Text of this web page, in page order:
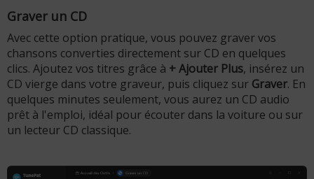
Graver un CD
Avec cette option pratique, vous pouvez graver vos
chansons converties directement sur CD en quelques
clics. Ajoutez vos titres grâce à + Ajouter Plus, insérez un
CD vierge dans votre graveur, puis cliquez sur Graver. En
quelques minutes seulement, vous aurez un CD audio
prêt à l'emploi, idéal pour écouter dans la voiture ou sur
un lecteur CD classique.